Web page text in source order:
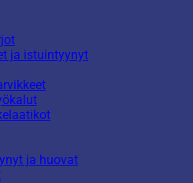
ja istuintyynyt
ja huovat